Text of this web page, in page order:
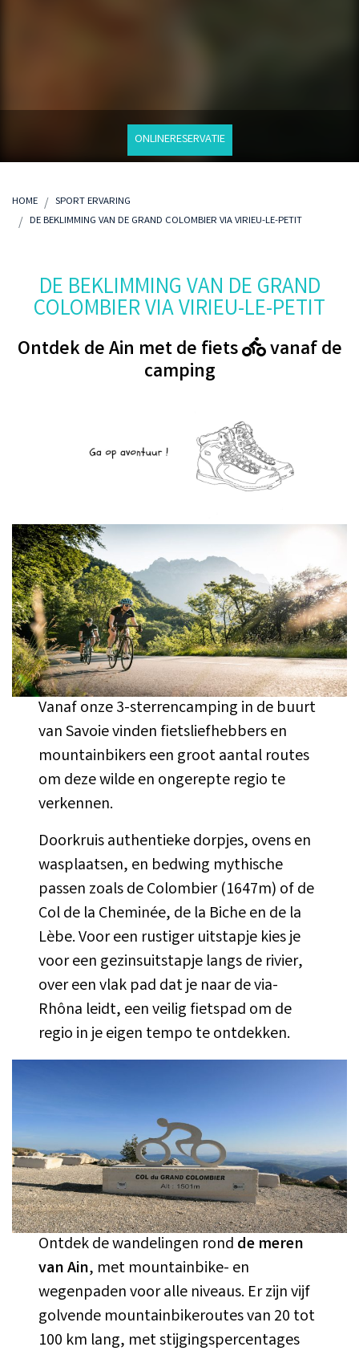
ONLINERESERVATIE
HOME
SPORT ERVARING
DE BEKLIMMING VAN DE GRAND COLOMBIER VIA VIRIEU-LE-PETIT
DE BEKLIMMING VAN DE GRAND
COLOMBIER VIA VIRIEU-LE-PETIT
Ontdek de Ain met de fiets
vanaf de
camping
Vanaf onze 3-sterrencamping in de buurt
van Savoie vinden fietsliefhebbers en
mountainbikers een groot aantal routes
om deze wilde en ongerepte regio te
verkennen.
Doorkruis authentieke dorpjes, ovens en
wasplaatsen, en bedwing mythische
passen zoals de Colombier (1647m) of de
Col de la Cheminée, de la Biche en de la
Lèbe. Voor een rustiger uitstapje kies je
voor een gezinsuitstapje langs de rivier,
over een vlak pad dat je naar de via-
Rhôna leidt, een veilig fietspad om de
regio in je eigen tempo te ontdekken.
Ontdek de wandelingen rond de meren
van Ain, met mountainbike- en
wegenpaden voor alle niveaus. Er zijn vijf
golvende mountainbikeroutes van 20 tot
100 km lang, met stijgingspercentages